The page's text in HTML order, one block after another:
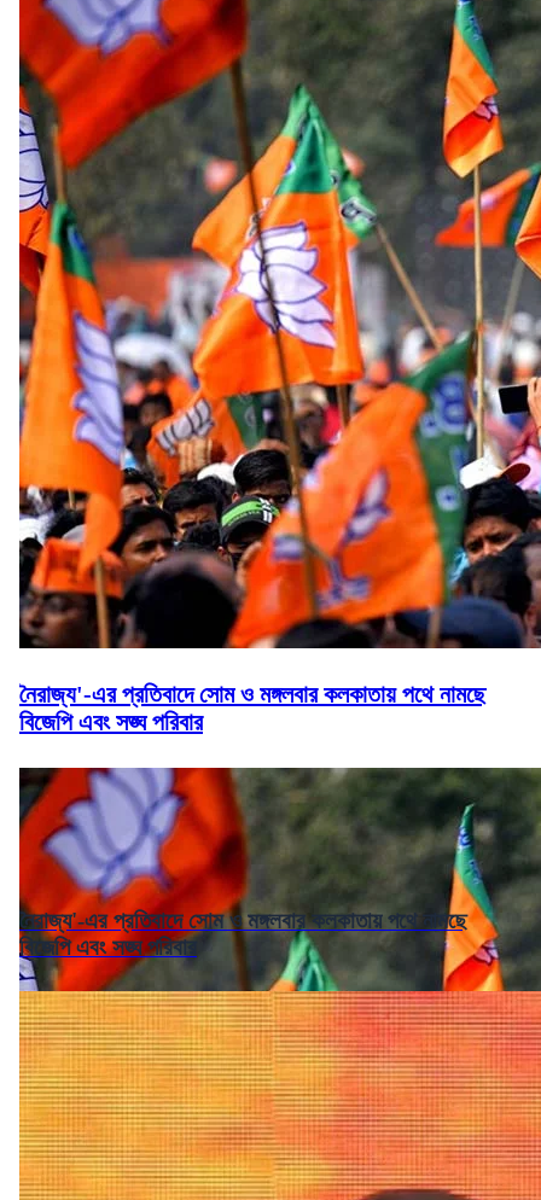
নৈরাজ্য'-এর প্রতিবাদে সোম ও মঙ্গলবার কলকাতায় পথে নামছে
বিজেপি এবং সঙ্ঘ পরিবার
নৈরাজ্য'-এর প্রতিবাদে সোম ও মঙ্গলবার কলকাতায় পথে নামছে
বিজেপি এবং সঙ্ঘ পরিবার